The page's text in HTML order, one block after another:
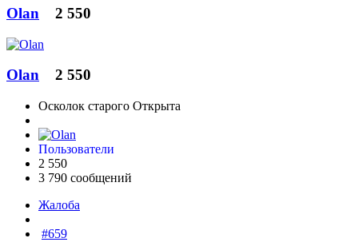
Olan 2 550
Olan 2 550
Осколок старого Открыта
Пользователи
2 550
3 790 сообщений
Жалоба
#659